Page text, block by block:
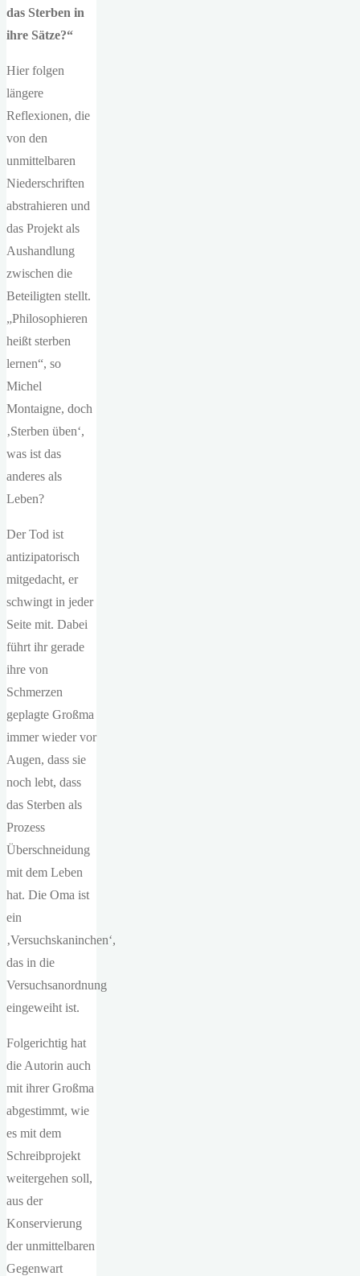
das Sterben in
ihre Sätze?“
Hier folgen
längere
Reflexionen, die
von den
unmittelbaren
Niederschriften
abstrahieren und
das Projekt als
Aushandlung
zwischen die
Beteiligten stellt.
„Philosophieren
heißt sterben
lernen“, so
Michel
Montaigne, doch
‚Sterben üben‘,
was ist das
anderes als
Leben?
Der Tod ist
antizipatorisch
mitgedacht, er
schwingt in jeder
Seite mit. Dabei
führt ihr gerade
ihre von
Schmerzen
geplagte Großma
immer wieder vor
Augen, dass sie
noch lebt, dass
das Sterben als
Prozess
Überschneidung
mit dem Leben
hat. Die Oma ist
ein
‚Versuchskaninchen‘,
das in die
Versuchsanordnung
eingeweiht ist.
Folgerichtig hat
die Autorin auch
mit ihrer Großma
abgestimmt, wie
es mit dem
Schreibprojekt
weitergehen soll,
aus der
Konservierung
der unmittelbaren
Gegenwart